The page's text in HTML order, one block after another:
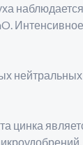
нейтральных